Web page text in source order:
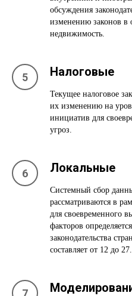
обсуждения
изменению законов в
недвижимость.
Налоговые
Текущее налоговое
их изменению на
инициатив для
угроз.
Локальные
Системный сбор
рассматриваются в
для своевременного
факторов
законодательства
составляет от 12 до 27.